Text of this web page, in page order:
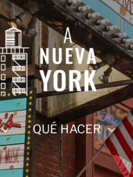
QUÉ HACER